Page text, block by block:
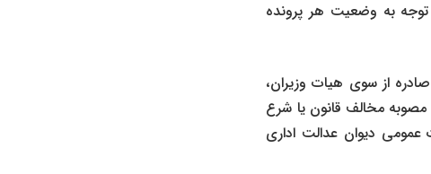
توجه به وضعیت هر پرونده
از سوی هیات وزیران،
مصوبه مخالف قانون یا شرع
دیوان عدالت اداری